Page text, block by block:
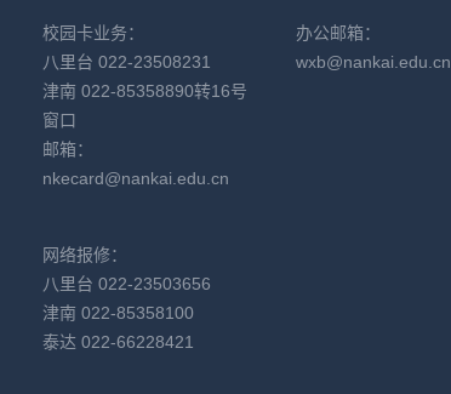
校园卡业务：
八里台 022-23508231
津南 022-85358890转16号
窗口
邮箱：
nkecard@nankai.edu.cn
网络报修：
八里台 022-23503656
津南 022-85358100
泰达 022-66228421
办公邮箱：
wxb@nankai.edu.cn